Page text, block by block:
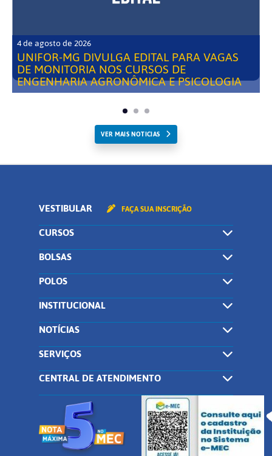
4 de agosto de 2026
UNIFOR-MG DIVULGA EDITAL PARA VAGAS
DE MONITORIA NOS CURSOS DE
ENGENHARIA AGRONÔMICA E PSICOLOGIA
VER MAIS NOTICIAS
VESTIBULAR FAÇA SUA INSCRIÇÃO
CURSOS
BOLSAS
POLOS
INSTITUCIONAL
NOTÍCIAS
SERVIÇOS
CENTRAL DE ATENDIMENTO